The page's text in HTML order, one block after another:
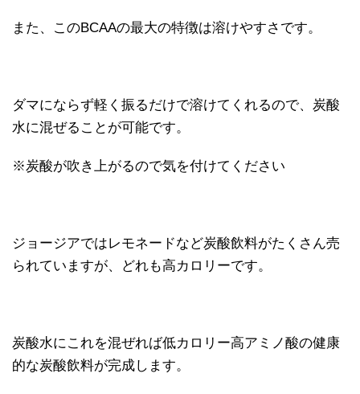
また、このBCAAの最大の特徴は溶けやすさです。
ダマにならず軽く振るだけで溶けてくれるので、炭酸
水に混ぜることが可能です。
※炭酸が吹き上がるので気を付けてください
ジョージアではレモネードなど炭酸飲料がたくさん売
られていますが、どれも高カロリーです。
炭酸水にこれを混ぜれば低カロリー高アミノ酸の健康
的な炭酸飲料が完成します。